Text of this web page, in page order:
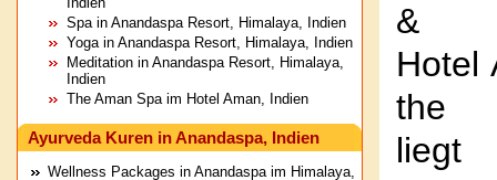
Spa in Anandaspa Resort, Himalaya, Indien
Yoga in Anandaspa Resort, Himalaya, Indien
Meditation in Anandaspa Resort, Himalaya,
Indien
The Aman Spa im Hotel Aman, Indien
Ayurveda Kuren in Anandaspa, Indien
Wellness Packages in Anandaspa im Himalaya,
&
Hotel
the
liegt